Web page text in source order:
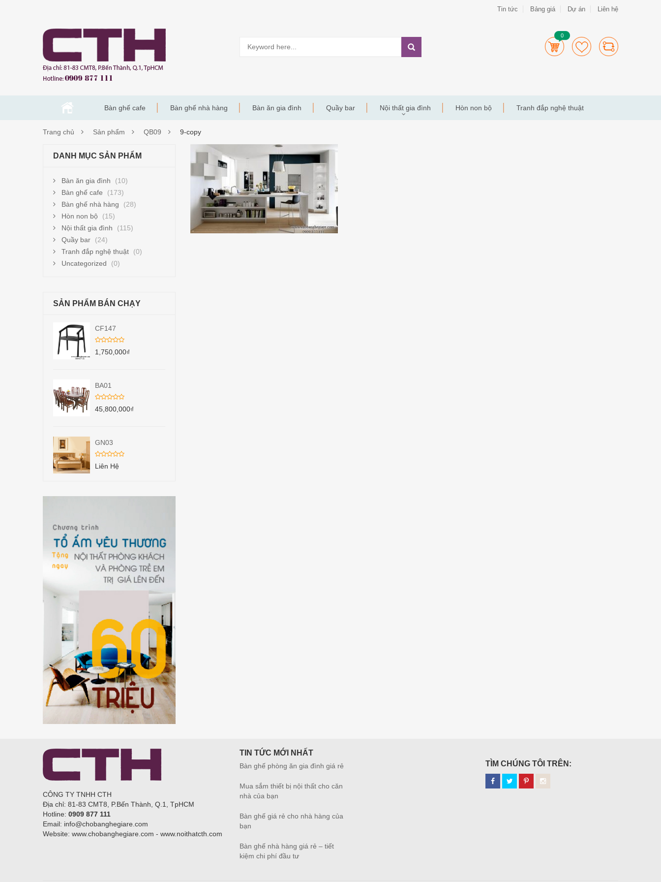
Tin tức Bảng giá Dự án Liên hệ
0
Bàn ghế cafe Bàn ghế nhà hàng Bàn ăn gia đình Quầy bar Nội thất gia đình Hòn non bộ Tranh đắp nghệ thuật
Trang chủ Sản phẩm QB09 9-copy
9-
COPY
DANH MỤC SẢN PHẨM
Bàn ăn gia đình
(10)
Bàn ghế cafe
(173)
Bàn ghế nhà hàng
(28)
Hòn non bộ
(15)
Nội thất gia đình
(115)
Quầy bar
(24)
Tranh đắp nghệ thuật
(0)
Uncategorized
(0)
SẢN PHẨM BÁN CHẠY
CF147
1,750,000₫
BA01
45,800,000₫
GN03
Liên Hệ
CÔNG TY TNHH CTH
Địa chỉ: 81-83 CMT8, P.Bến Thành, Q.1, TpHCM
Hotline: 0909 877 111
Email: info@chobanghegiare.com
Website: www.chobanghegiare.com - www.noithatcth.com
TIN TỨC MỚI NHẤT
Bàn ghế phòng ăn gia đình giá rẻ
Mua sắm thiết bị nội thất cho căn
nhà của bạn
Bàn ghế giá rẻ cho nhà hàng của
bạn
Bàn ghế nhà hàng giá rẻ – tiết
kiệm chi phí đầu tư
TÌM CHÚNG TÔI TRÊN: